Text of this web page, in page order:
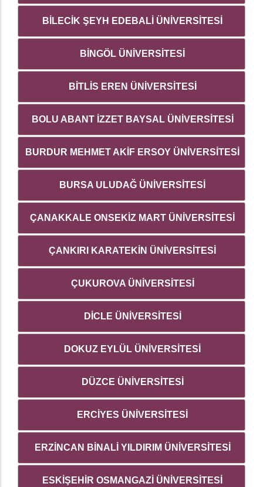
BİLECİK ŞEYH EDEBALİ ÜNİVERSİTESİ
BİNGÖL ÜNİVERSİTESİ
BİTLİS EREN ÜNİVERSİTESİ
BOLU ABANT İZZET BAYSAL ÜNİVERSİTESİ
BURDUR MEHMET AKİF ERSOY ÜNİVERSİTESİ
BURSA ULUDAĞ ÜNİVERSİTESİ
ÇANAKKALE ONSEKİZ MART ÜNİVERSİTESİ
ÇANKIRI KARATEKİN ÜNİVERSİTESİ
ÇUKUROVA ÜNİVERSİTESİ
DİCLE ÜNİVERSİTESİ
DOKUZ EYLÜL ÜNİVERSİTESİ
DÜZCE ÜNİVERSİTESİ
ERCİYES ÜNİVERSİTESİ
ERZİNCAN BİNALİ YILDIRIM ÜNİVERSİTESİ
ESKİŞEHİR OSMANGAZİ ÜNİVERSİTESİ